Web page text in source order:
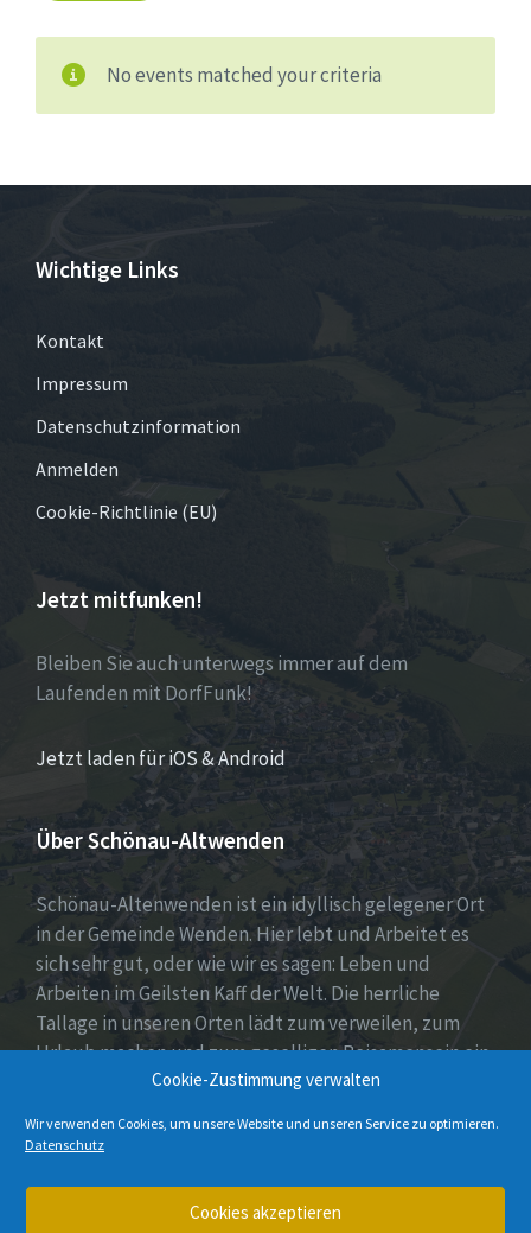
Cookie-Zustimmung verwalten
Wir verwenden Cookies, um unsere Website und unseren Service zu optimieren.
Datenschutz
Cookies akzeptieren
No events matched your criteria
Wichtige Links
Kontakt
Impressum
Datenschutzinformation
Anmelden
Cookie-Richtlinie (EU)
Jetzt mitfunken!
Bleiben Sie auch unterwegs immer auf dem
Laufenden mit DorfFunk!
Jetzt laden für iOS & Android
Über Schönau-Altwenden
Schönau-Altenwenden ist ein idyllisch gelegener Ort
in der Gemeinde Wenden. Hier lebt und Arbeitet es
sich sehr gut, oder wie wir es sagen: Leben und
Arbeiten im Geilsten Kaff der Welt. Die herrliche
Tallage in unseren Orten lädt zum verweilen, zum
Urlaub machen und zum geselligen Beisamensein ein.
Dies wird auch durch unser aktives Vereinsleben
unter Beweis gestellt.
Instagram